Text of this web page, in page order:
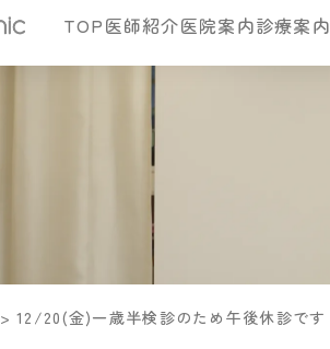
TOP医師紹介医院案内診療案内
>12/20(金)一歳半検診のため午後休診です